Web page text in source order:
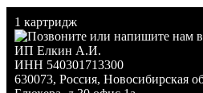
1 картридж
ИП Елкин А.И.
ИНН 540301713300
630073, Россия, Новосибирская